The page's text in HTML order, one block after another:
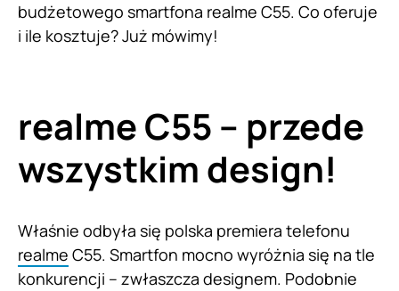
budżetowego smartfona realme C55. Co oferuje
i ile kosztuje? Już mówimy!
realme C55 – przede
wszystkim design!
Właśnie odbyła się polska premiera telefonu
realme C55. Smartfon mocno wyróżnia się na tle
konkurencji – zwłaszcza designem. Podobnie